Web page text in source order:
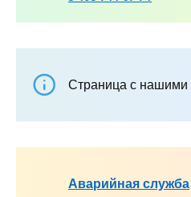
Страница с нашими
Аварийная служба